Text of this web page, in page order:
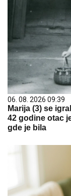
06. 08. 2026 09:39
Marija (3) se
42 godine otac
gde je bila